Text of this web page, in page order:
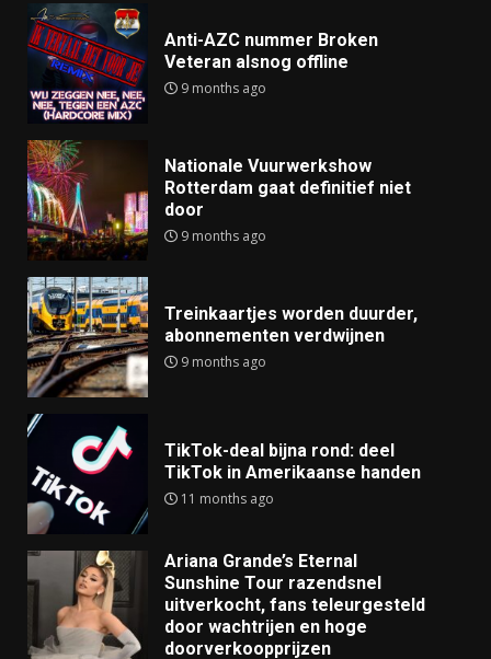
Anti-AZC nummer Broken
Veteran alsnog offline
9 months ago
Nationale Vuurwerkshow
Rotterdam gaat definitief niet
door
9 months ago
Treinkaartjes worden duurder,
abonnementen verdwijnen
9 months ago
TikTok-deal bijna rond: deel
TikTok in Amerikaanse handen
11 months ago
Ariana Grande’s Eternal
Sunshine Tour razendsnel
uitverkocht, fans teleurgesteld
door wachtrijen en hoge
doorverkoopprijzen